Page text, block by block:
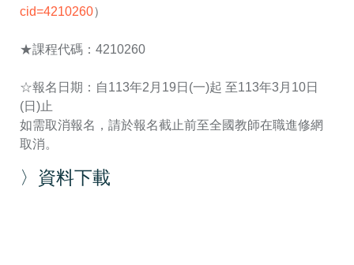
cid=4210260）
★課程代碼：4210260
☆報名日期：自113年2月19日(一)起 至113年3月10日
(日)止
如需取消報名，請於報名截止前至全國教師在職進修網
取消。
〉資料下載